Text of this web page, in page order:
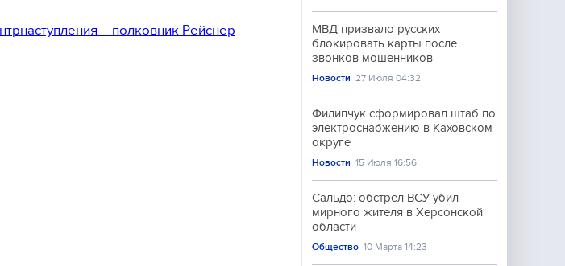
– полковник Рейснер
МВД призвало русских
блокировать карты после
звонков мошенников
Новости 27 Июля 04:32
Филипчук сформировал штаб по
электроснабжению в Каховском
округе
Новости 15 Июля 16:56
Сальдо: обстрел ВСУ убил
мирного жителя в Херсонской
области
Общество 10 Марта 14:23